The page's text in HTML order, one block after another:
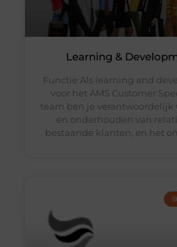
Learning &
Functie Als learning and
voor het AMS Customer
team ben je verantwoordelijk
en onderhouden van
bestaande klanten, en het